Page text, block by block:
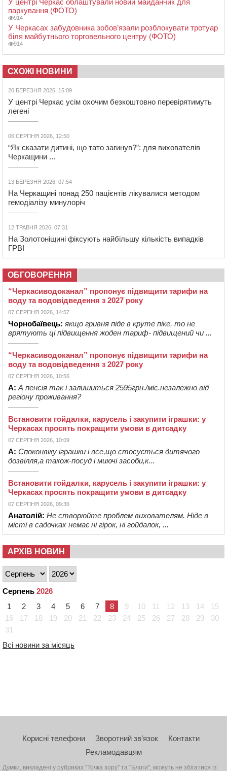
У центрі Черкас облаштували новий майданчик для
паркування (ФОТО)
914
У Черкасах забудовника зобов’язали розблокувати тротуар
біля майбутнього торговельного центру (ФОТО)
914
СХОЖІ НОВИНИ
20 БЕРЕЗНЯ 2026, 15:09
У центрі Черкас усім охочим безкоштовно перевірятимуть
легені
06 СЕРПНЯ 2026, 12:50
“Як сказати дитині, що тато загинув?”: для вихователів
Черкащини ...
13 БЕРЕЗНЯ 2026, 07:54
На Черкащині понад 250 пацієнтів лікувалися методом
гемодіалізу минулоріч
12 ТРАВНЯ 2026, 07:31
На Золотоніщині фіксують найбільшу кількість випадків
ГРВІ
ОБГОВОРЕННЯ
“Черкасиводоканал” пропонує підвищити тарифи на
воду та водовідведення з 2027 року
07 СЕРПНЯ 2026, 14:57
Чорнобаївець: якщо гривня піде в круте піке, то не
врятують ці підвищення жоден тариф- підвищений чи ...
“Черкасиводоканал” пропонує підвищити тарифи на
воду та водовідведення з 2027 року
07 СЕРПНЯ 2026, 10:56
А: А пенсія так і залишиться 2595грн./міс.незалежно від
регіону проживання?
Встановити гойдалки, карусель і закупити іграшки: у
Черкасах просять покращити умови в дитсадку
07 СЕРПНЯ 2026, 10:09
А: Споконвіку іграшки і все,що стосується дитячого
дозвілля,а також-посуд і миючі засоби,к...
Встановити гойдалки, карусель і закупити іграшки: у
Черкасах просять покращити умови в дитсадку
07 СЕРПНЯ 2026, 09:36
Анатолій: Не створюйте проблем вихователям. Ніде в
місті в садочках немає ні гірок, ні гойдалок, ...
АРХІВ НОВИН
Серпень 2026
1
2 3 4 5 6 7 8 9 10 11 12 13 14
15
16
17 18 19 20 21 22 23 24 25 26 27 28 29
30
31
Всі новини за місяць
Корисні телефони Зворотний зв’язок
Контакти
Рекламодавцям
Думки, викладені у рубриках "Точка зору" та "Блоги", можуть не збігатися із